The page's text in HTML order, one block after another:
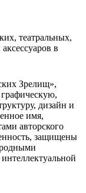
театральных,
в
Зрелищ»,
дизайн и
имя,
авторского
защищены